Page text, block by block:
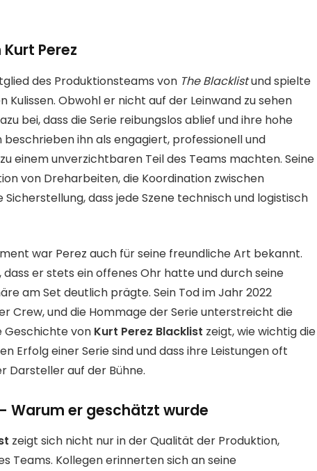
Perez
des Produktionsteams von The Blacklistund spielte
Kulissen. Obwohl er nicht auf der Leinwand zu sehen
bei, dass die Serie reibungslos ablief und ihre hohe
ihn als engagiert, professionell und
einem unverzichtbaren Teil des Teams machten. Seine
von Dreharbeiten, die Koordination zwischen
dass jede Szene technisch und logistisch
war Perez auch für seine freundliche Art bekannt.
er stets ein offenes Ohr hatte und durch seine
am Set deutlich prägte. Sein Tod im Jahr 2022
Crew, und die Hommage der Serie unterstreicht die
Geschichte von Kurt Perez Blacklist zeigt, wie wichtig die
Erfolg einer Serie sind und dass ihre Leistungen oft
Darsteller auf der Bühne.
Warum er geschätzt wurde
zeigt sich nicht nur in der Qualität der Produktion,
Teams. Kollegen erinnerten sich an seine